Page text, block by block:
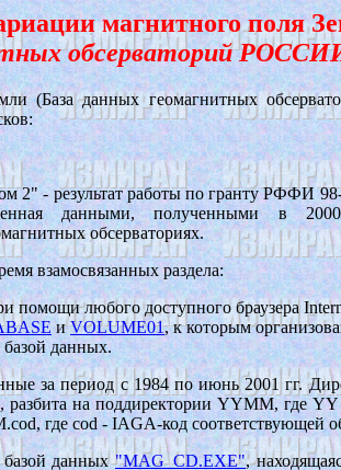
магнитного поля
обсерваторий
(База данных геомагнитных
- результат работы по гранту РФФИ
данными, полученными в
обсерваториях.
взамосвязанных раздела:
помощи любого доступного браузера
иVOLUME01, к которым
базой данных.
за период с 1984 по июнь 2001 гг.
на поддиректории YYMM, где
где cod - IAGA-код соответствующей
базой данных"MAG_CD.EXE",